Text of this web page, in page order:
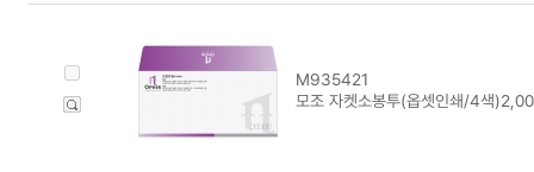
M935421
모조 자켓소봉투(옵셋인쇄/4색